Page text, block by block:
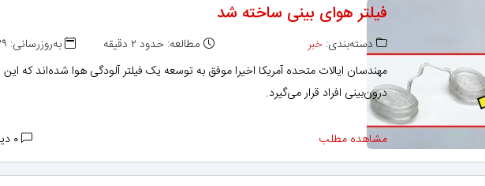
فیلتر هوای بینی ساخته شد
دسته‌بندی: خبر مطالعه: حدود ۲ دقیقه
به‌روزرسانی: ۱۳۹۸/۱۱/۲۹
مهندسان ایالات متحده آمریکا اخیرا موفق به توسعه یک فیلتر آلودگی هوا شده‌اند که این
درون‌بینی افراد قرار می‌گیرد.
مشاهده مطلب